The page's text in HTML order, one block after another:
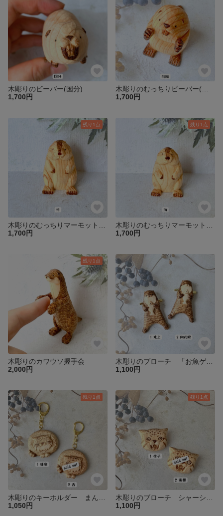
木彫りのビーバー(国分)
1,700円
1,700円
残り1点
1,700円
残り1点
1,700円
残り1点
木彫りのカワウソ握手会
2,000円
1,100円
残り1点
1,050円
残り1点
1,100円